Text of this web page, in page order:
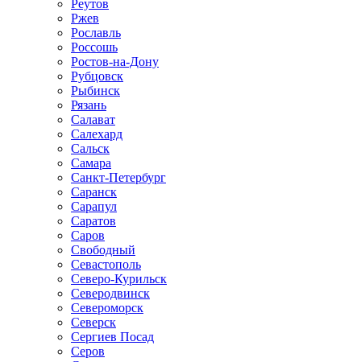
Реутов
Ржев
Рославль
Россошь
Ростов-на-Дону
Рубцовск
Рыбинск
Рязань
Салават
Салехард
Сальск
Самара
Санкт-Петербург
Саранск
Сарапул
Саратов
Саров
Свободный
Севастополь
Северо-Курильск
Северодвинск
Североморск
Северск
Сергиев Посад
Серов